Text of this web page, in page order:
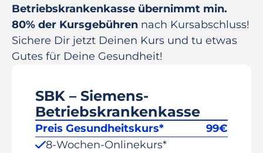
Betriebskrankenkasse übernimmt min.
80% der Kursgebühren nach Kursabschluss!
Sichere Dir jetzt Deinen Kurs und tu etwas
Gutes für Deine Gesundheit!
SBK – Siemens-
Betriebskrankenkasse
Preis Gesundheitskurs* 99€
8-Wochen-Onlinekurs*